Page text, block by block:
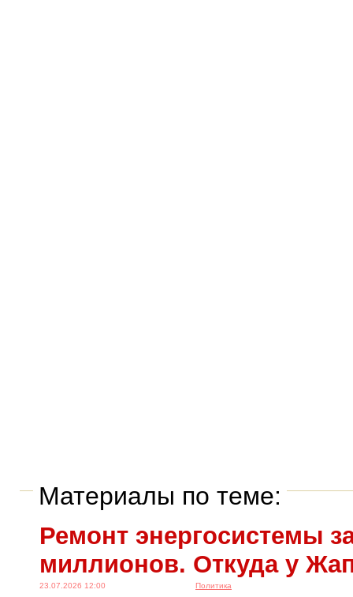
Материалы по теме:
Ремонт энергосистемы
миллионов. Откуда у
23.07.2026 12:00 Политика